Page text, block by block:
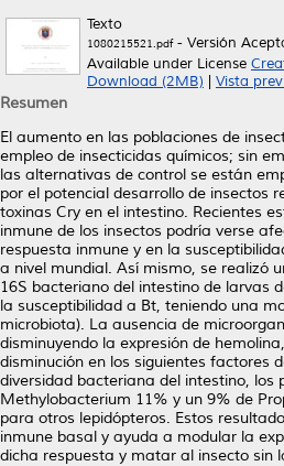
Texto
1080215521.pdf- Versión
Available under License
Download (2MB)
Vista
Resumen
El aumento en las poblaciones de
empleo de insecticidas químicos; sin
las alternativas de control se están
por el potencial desarrollo de insectos
toxinas Cry en el intestino. Recientes
inmune de los insectos podría verse
respuesta inmune y en la
a nivel mundial. Así mismo, se realizó
16S bacteriano del intestino de larvas
la susceptibilidad a Bt, teniendo una
microbiota). La ausencia de
disminuyendo la expresión de
disminución en los siguientes factores
diversidad bacteriana del intestino, los
Methylobacterium 11% y un 9% de
para otros lepidópteros. Estos
inmune basal y ayuda a modular la
dicha respuesta y matar al insecto sin